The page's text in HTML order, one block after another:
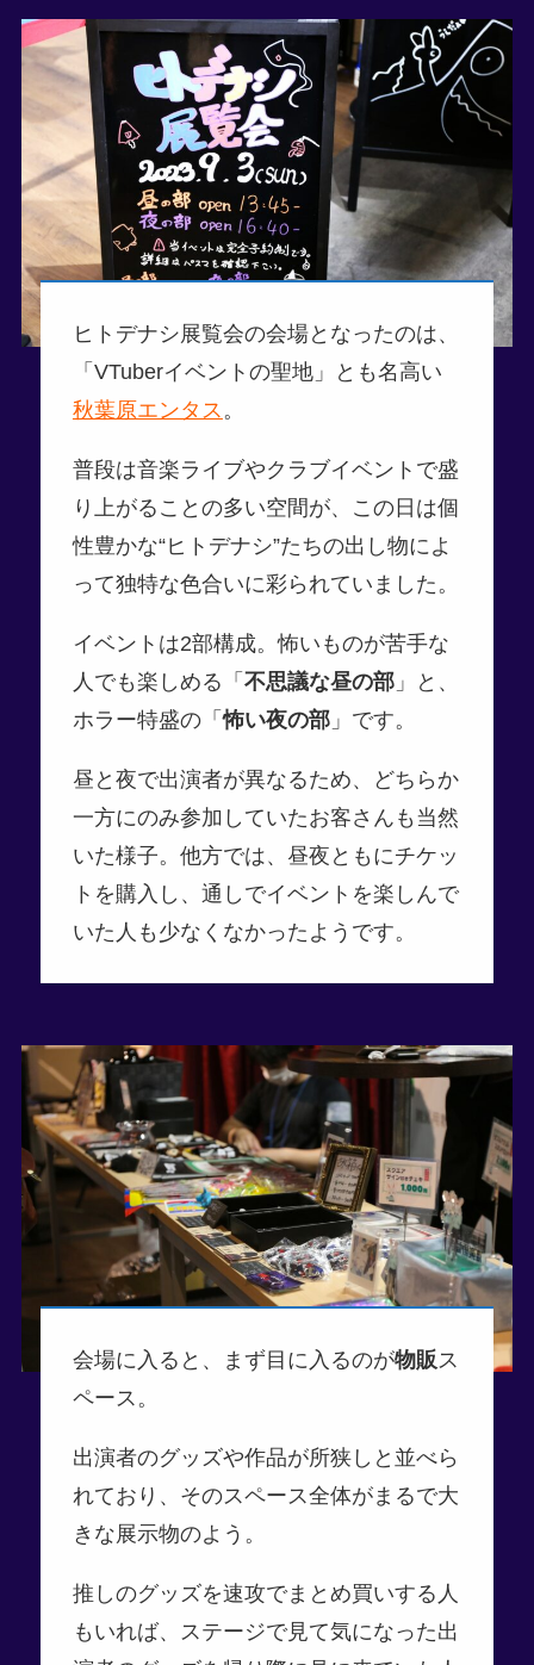
ヒトデナシ展覧会の会場となったのは、
「VTuberイベントの聖地」とも名高い
秋葉原エンタス。
普段は音楽ライブやクラブイベントで盛
り上がることの多い空間が、この日は個
性豊かな“ヒトデナシ”たちの出し物によ
って独特な色合いに彩られていました。
イベントは2部構成。怖いものが苦手な
人でも楽しめる「 不思議な昼の部」と、
ホラー特盛の「怖い夜の部」です。
昼と夜で出演者が異なるため、どちらか
一方にのみ参加していたお客さんも当然
いた様子。他方では、昼夜ともにチケッ
トを購入し、通しでイベントを楽しんで
いた人も少なくなかったようです。
会場に入ると、まず目に入るのが物販 ス
ペース。
出演者のグッズや作品が所狭しと並べら
れており、そのスペース全体がまるで大
きな展示物のよう。
推しのグッズを速攻でまとめ買いする人
もいれば、ステージで見て気になった出